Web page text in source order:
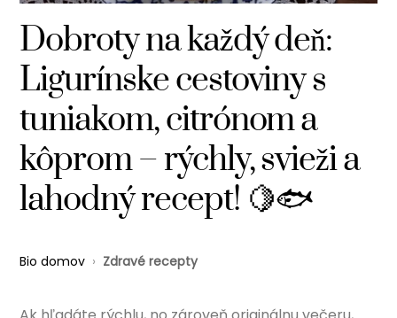
Dobroty na každý deň:
Ligurínske cestoviny s
tuniakom, citrónom a
kôprom – rýchly, svieži a
lahodný recept! 🍋🐟
Bio domov › Zdravé recepty